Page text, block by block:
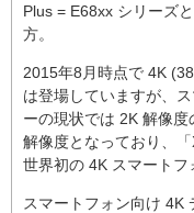
Plus = E68xx シリーズ
方。
2015年8月時点で 4K
は登場していますが、
ーの現状では 2K 解像
解像度となっており、
世界初の 4K スマートフ
スマートフォン向け 4K